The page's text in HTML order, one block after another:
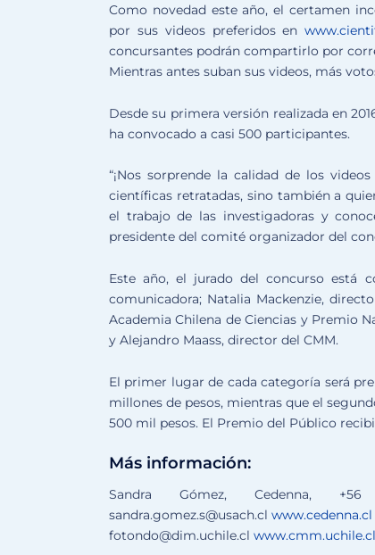
Como novedad este año, el certamen
por sus videos preferidos en
concursantes podrán compartirlo por
Mientras antes suban sus videos, más
Desde su primera versión realizada en
ha convocado a casi 500 participantes.
“¡Nos sorprende la calidad de los
científicas retratadas, sino también a
el trabajo de las investigadoras y
presidente del comité organizador del
Este año, el jurado del concurso está
comunicadora; Natalia Mackenzie,
Academia Chilena de Ciencias y Premio
y Alejandro Maass, director del CMM.
El primer lugar de cada categoría será
millones de pesos, mientras que el
500 mil pesos. El Premio del Público
Más información:
Sandra Gómez,
sandra.gomez.s@usach.clwww.cedenna.cl
fotondo@dim.uchile.cl www.cmm.uchile.cl